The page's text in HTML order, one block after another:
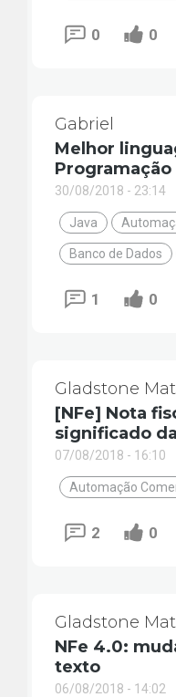
0 0
Gabriel
Melhor
30/08/2018 - 23:14
Java
Banco de Dados
1 0
Gladstone
[NFe] Nota
significado
07/08/2018 - 16:10
Automação
2 0
Gladstone
NFe 4.0:
texto
06/08/2018 - 14:02